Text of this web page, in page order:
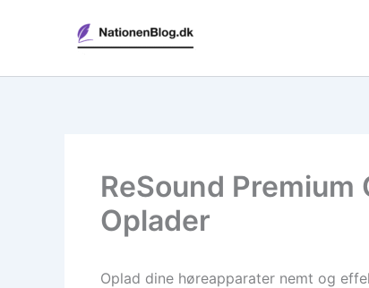
ReSound
Oplader
Oplad dine høreapparater nemt og